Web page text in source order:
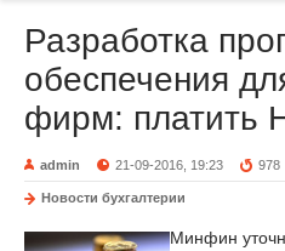
Разработка
обеспечения
фирм: платить
admin 21-09-2016, 19:23 978
Новости бухгалтерии
Минфин